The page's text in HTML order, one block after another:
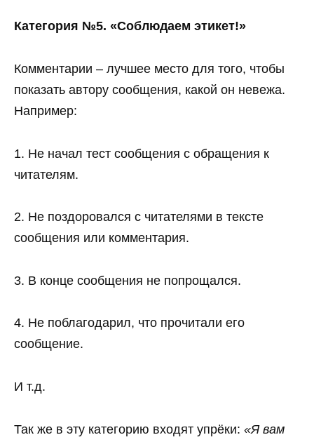
Категория №5. «Соблюдаем этикет!»
Комментарии – лучшее место для того, чтобы
показать автору сообщения, какой он невежа.
Например:
1. Не начал тест сообщения с обращения к
читателям.
2. Не поздоровался с читателями в тексте
сообщения или комментария.
3. В конце сообщения не попрощался.
4. Не поблагодарил, что прочитали его
сообщение.
И т.д.
Так же в эту категорию входят упрёки: «Я вам